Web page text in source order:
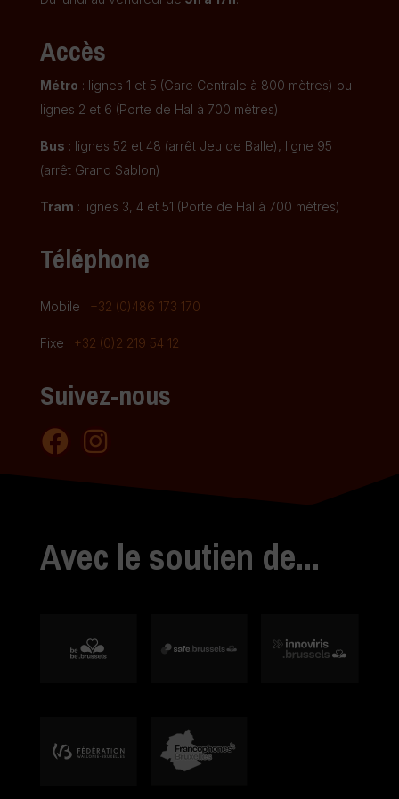
Accès
Métro : lignes 1 et 5 (Gare Centrale à 800 mètres) ou
lignes 2 et 6 (Porte de Hal à 700 mètres)
Bus : lignes 52 et 48 (arrêt Jeu de Balle), ligne 95
(arrêt Grand Sablon)
Tram : lignes 3, 4 et 51 (Porte de Hal à 700 mètres)
Téléphone
Mobile : +32 (0)486 173 170
Fixe : +32 (0)2 219 54 12
Suivez-nous
Avec le soutien de...